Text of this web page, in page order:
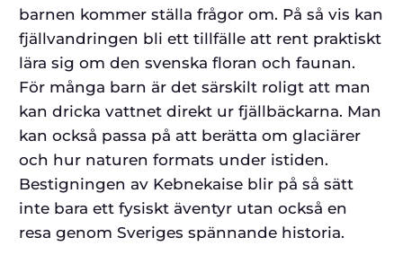
barnen kommer ställa frågor om. På så vis kan
fjällvandringen bli ett tillfälle att rent praktiskt
lära sig om den svenska floran och faunan.
För många barn är det särskilt roligt att man
kan dricka vattnet direkt ur fjällbäckarna. Man
kan också passa på att berätta om glaciärer
och hur naturen formats under istiden.
Bestigningen av Kebnekaise blir på så sätt
inte bara ett fysiskt äventyr utan också en
resa genom Sveriges spännande historia.